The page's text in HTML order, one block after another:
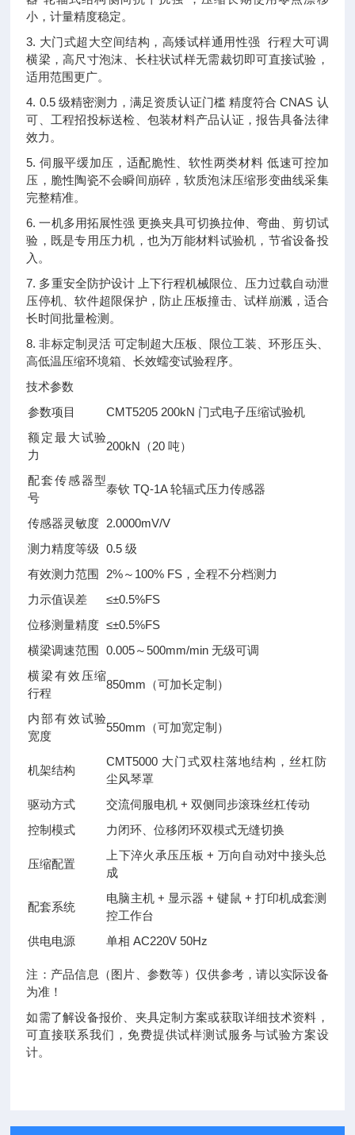
小，计量精度稳定。
3. 大门式超大空间结构，高矮试样通用性强 行程大可调
横梁，高尺寸泡沫、长柱状试样无需裁切即可直接试验，
适用范围更广。
4. 0.5 级精密测力，满足资质认证门槛 精度符合 CNAS 认
可、工程招投标送检、包装材料产品认证，报告具备法律
效力。
5. 伺服平缓加压，适配脆性、软性两类材料 低速可控加
压，脆性陶瓷不会瞬间崩碎，软质泡沫压缩形变曲线采集
完整精准。
6. 一机多用拓展性强 更换夹具可切换拉伸、弯曲、剪切试
验，既是专用压力机，也为万能材料试验机，节省设备投
入。
7. 多重安全防护设计 上下行程机械限位、压力过载自动泄
压停机、软件超限保护，防止压板撞击、试样崩溅，适合
长时间批量检测。
8. 非标定制灵活 可定制超大压板、限位工装、环形压头、
高低温压缩环境箱、长效蠕变试验程序。
技术参数
参数项目
CMT5205 200kN 门式电子压缩试验机
额定最大试验
力
200kN（20 吨）
配套传感器型
号
泰钦 TQ-1A 轮辐式压力传感器
传感器灵敏度 2.0000mV/V
测力精度等级
0.5 级
有效测力范围
2%～100% FS，全程不分档测力
力示值误差
≤±0.5%FS
位移测量精度 ≤±0.5%FS
横梁调速范围
0.005～500mm/min 无级可调
横梁有效压缩
行程
850mm（可加长定制）
内部有效试验
宽度
550mm（可加宽定制）
机架结构
CMT5000 大门式双柱落地结构，丝杠防
尘风琴罩
驱动方式
交流伺服电机 + 双侧同步滚珠丝杠传动
控制模式
力闭环、位移闭环双模式无缝切换
压缩配置
上下淬火承压压板 + 万向自动对中接头总
成
配套系统
电脑主机 + 显示器 + 键鼠 + 打印机成套测
控工作台
供电电源
单相 AC220V 50Hz
注：产品信息（图片、参数等）仅供参考，请以实际设备
为准！
如需了解设备报价、夹具定制方案或获取详细技术资料，
可直接联系我们，免费提供试样测试服务与试验方案设
计。